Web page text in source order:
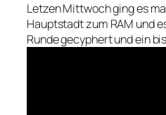
Letzen Mittwoch ging es
Hauptstadt zum RAM und
Runde gecyphert und ein